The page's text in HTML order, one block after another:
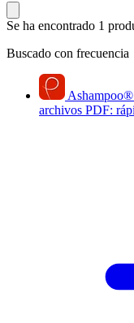
Se ha encontrado 1
Buscado con frecuencia
Ashampoo®
archivos PDF: